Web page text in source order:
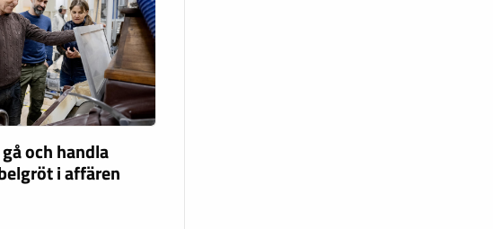
och handla
i affären